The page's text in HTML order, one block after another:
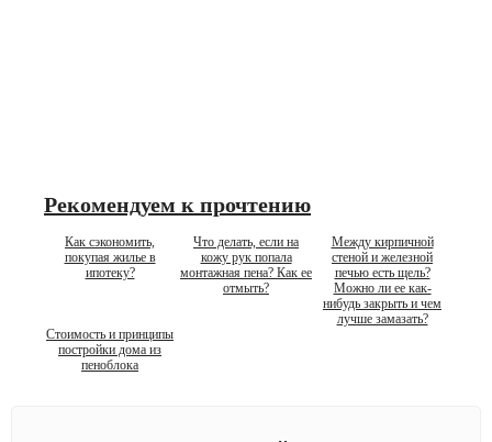
Рекомендуем к прочтению
Как сэкономить,
покупая жилье в
ипотеку?
Что делать, если на
кожу рук попала
монтажная пена? Как ее
отмыть?
Между кирпичной
стеной и железной
печью есть щель?
Можно ли ее как-
нибудь закрыть и чем
лучше замазать?
Стоимость и принципы
постройки дома из
пеноблока